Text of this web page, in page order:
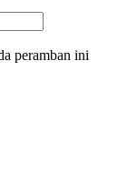
peramban ini